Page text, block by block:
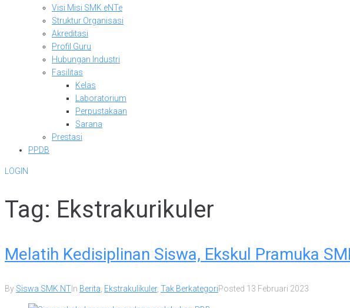
Visi Misi SMK eNTe
Struktur Organisasi
Akreditasi
Profil Guru
Hubungan Industri
Fasilitas
Kelas
Laboratorium
Perpustakaan
Sarana
Prestasi
PPDB
LOGIN
Tag: Ekstrakurikuler
Melatih Kedisiplinan Siswa, Ekskul Pramuka
By Siswa SMK NT In Berita Ekstrakulikuler, Tak BerkategoriPosted 13 Februari 2023